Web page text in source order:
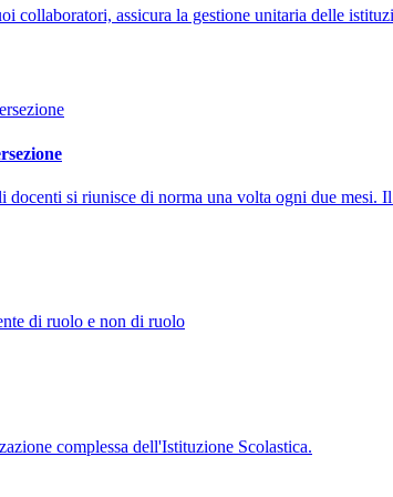
collaboratori, assicura la gestione unitaria delle
si riunisce di norma una volta ogni due
di ruolo e non di ruolo
complessa dell'Istituzione Scolastica.